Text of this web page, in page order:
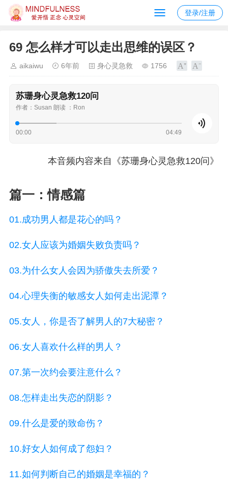
登录/注册
69 怎么样才可以走出思维的误区？
aikaiwu 6年前 身心灵急救 1756
苏珊身心灵急救120问
作者：Susan 朗读 ：Ron
00:00 04:49
本音频内容来自《苏珊身心灵急救120问》
篇一：情感篇
01.成功男人都是花心的吗？
02.女人应该为婚姻失败负责吗？
03.为什么女人会因为骄傲失去所爱？
04.心理失衡的敏感女人如何走出泥潭？
05.女人，你是否了解男人的7大秘密？
06.女人喜欢什么样的男人？
07.第一次约会要注意什么？
08.怎样走出失恋的阴影？
09.什么是爱的致命伤？
10.好女人如何成了怨妇？
11.如何判断自己的婚姻是幸福的？